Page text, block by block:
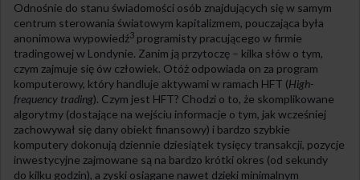
Odnośnie do stanu świadomości osób znajdujących się w samym
centrum sterowania światowym kapitalizmem, pouczająca była
anonimowa wypowiedź3 programisty pracującego w firmie
tradingowej w Londynie. Zanim ją przytoczę – kilka słów o tym,
czym zajmuje się ów człowiek. Otóż odpowiada on za program
komputerowy, który handluje aktywami w ramach HFT (High-
frequency trading). Czym jest HFT? Chodzi o to, że skomplikowane
algorytmy (dostające na wejściu informacje o tym, jak wcześniej
zachowywał się dany obiekt finansowy) i bardzo szybkie
komputery dokonują dziennie dziesiątek tysięcy transakcji, pozycje
inwestycyjne zajmowane są na bardzo krótki okres (od sekundy
do kilku godzin), a zyski osiągane nawet dzięki minimalnym